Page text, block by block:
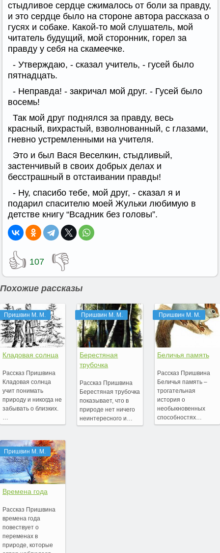
стыдливое сердце сжималось от боли за правду,
и это сердце было на стороне автора рассказа о
гусях и собаке. Какой-то мой слушатель, мой
читатель будущий, мой сторонник, горел за
правду у себя на скамеечке.
- Утверждаю, - сказал учитель, - гусей было
пятнадцать.
- Неправда! - закричал мой друг. - Гусей было
восемь!
Так мой друг поднялся за правду, весь
красный, вихрастый, взволнованный, с глазами,
гневно устремленными на учителя.
Это и был Вася Веселкин, стыдливый,
застенчивый в своих добрых делах и
бесстрашный в отстаивании правды!
- Ну, спасибо тебе, мой друг, - сказал я и
подарил спасителю моей Жульки любимую в
детстве книгу “Всадник без головы”.
👍 107 👎
Похожие рассказы
Пришвин М. М.
Кладовая солнца
Рассказ Пришвина
Кладовая солнца
учит понимать
природу и никогда не
забывать о близких.
…
Пришвин М. М.
Времена года
Рассказ Пришвина
времена года
повествует о
переменах в
природе, которые
Пришвин М. М.
Берестяная
трубочка
Рассказ Пришвина
Берестяная трубочка
показывает, что в
природе нет ничего
неинтересного и…
Пришвин М. М.
Беличья память
Рассказ Пришвина
Беличья память –
трогательная
история о
необыкновенных
способностях…